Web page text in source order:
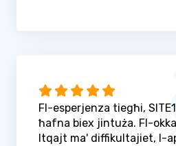
Fl-esperjenza tiegħi,
ħafna biex jintuża. Fl-
ltqajt ma' diffikultajiet, l-